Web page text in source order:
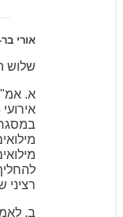
אורי
שלוש
א.
רציני
ב.